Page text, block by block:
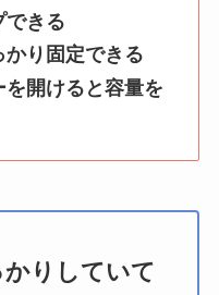
できる
り固定できる
開けると容量を
りしていて